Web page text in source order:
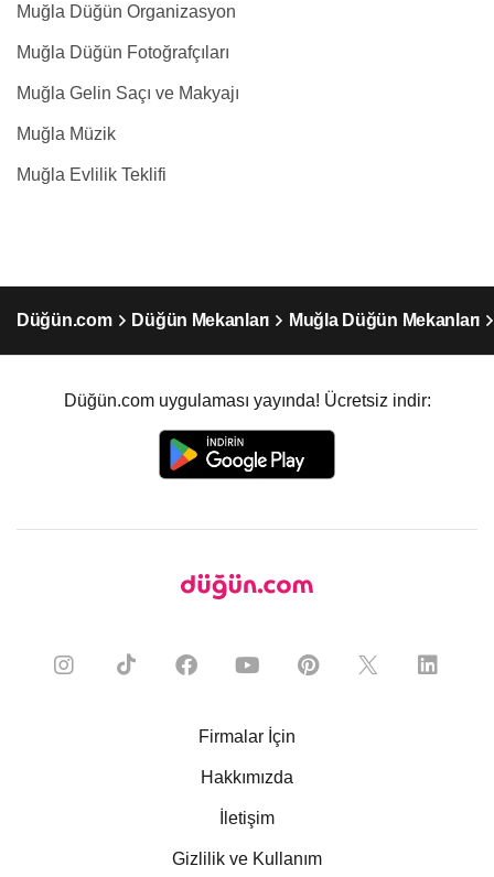
Muğla Düğün Organizasyon
Muğla Düğün Fotoğrafçıları
Muğla Gelin Saçı ve Makyajı
Muğla Müzik
Muğla Evlilik Teklifi
Düğün.com Düğün Mekanları Muğla Düğün Mekanları
Düğün.com uygulaması yayında! Ücretsiz indir:
Firmalar İçin
Hakkımızda
İletişim
Gizlilik ve Kullanım